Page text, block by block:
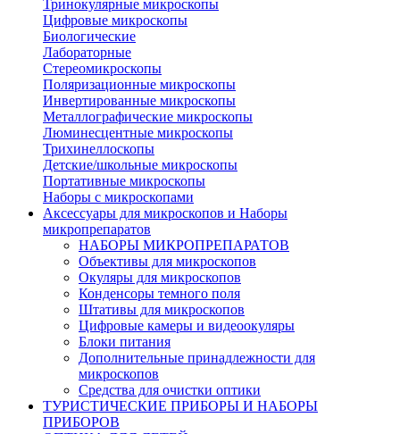
Тринокулярные микроскопы
Цифровые микроскопы
Биологические
Лабораторные
Стереомикроскопы
Поляризационные микроскопы
Инвертированные микроскопы
Металлографические микроскопы
Люминесцентные микроскопы
Трихинеллоскопы
Детские/школьные микроскопы
Портативные микроскопы
Наборы с микроскопами
Аксессуары для микроскопов и Наборы
микропрепаратов
НАБОРЫ МИКРОПРЕПАРАТОВ
Объективы для микроскопов
Окуляры для микроскопов
Конденсоры темного поля
Штативы для микроскопов
Цифровые камеры и видеоокуляры
Блоки питания
Дополнительные принадлежности для
микроскопов
Средства для очистки оптики
ТУРИСТИЧЕСКИЕ ПРИБОРЫ И НАБОРЫ
ПРИБОРОВ